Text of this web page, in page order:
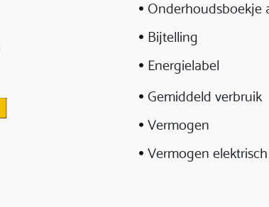
Onderhoudsboekje
Bijtelling
Energielabel
Gemiddeld verbruik
Vermogen
Vermogen elektrisch